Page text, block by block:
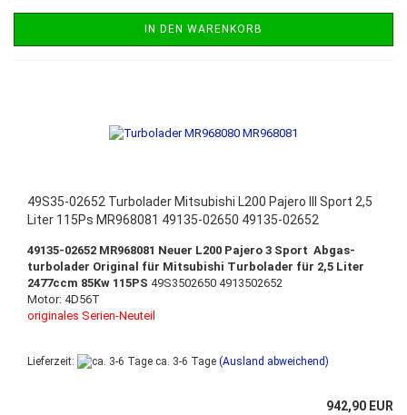
IN DEN WARENKORB
49S35-02652 Turbolader Mitsubishi L200 Pajero III Sport 2,5
Liter 115Ps MR968081 49135-02650 49135-02652
49135-02652 MR968081 Neuer L200 Pajero 3 Sport Abgas-
turbolader Original für Mitsubishi Turbolader für 2,5 Liter
2477ccm 85Kw 115PS 49S3502650 4913502652
Motor: 4D56T
originales Serien-Neuteil
Lieferzeit: ca. 3-6 Tage (Ausland abweichend)
942,90 EUR